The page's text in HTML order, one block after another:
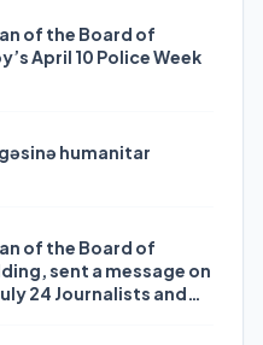
of the Board of
April 10 Police Week
humanitar
of the Board of
sent a message on
24 Journalists and